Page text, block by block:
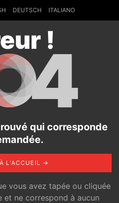
DEUTSCH ITALIANO
!
4
qui corresponde
L'ACCUEIL →
vous avez tapée ou cliquée
et ne correspond à aucun